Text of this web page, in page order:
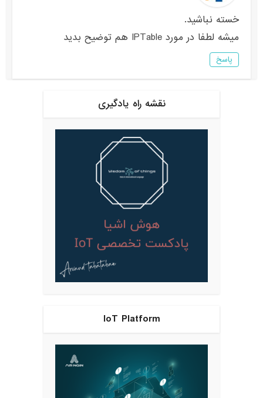
خسته نباشید.
میشه لطفا در مورد IPTable هم توضیح بدید
پاسخ
نقشه راه یادگیری
IoT Platform